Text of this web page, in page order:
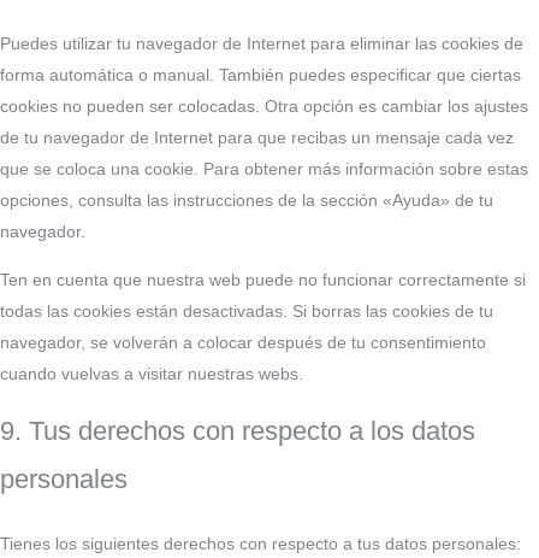
Puedes utilizar tu navegador de Internet para eliminar las cookies de
forma automática o manual. También puedes especificar que ciertas
cookies no pueden ser colocadas. Otra opción es cambiar los ajustes
de tu navegador de Internet para que recibas un mensaje cada vez
que se coloca una cookie. Para obtener más información sobre estas
opciones, consulta las instrucciones de la sección «Ayuda» de tu
navegador.
Ten en cuenta que nuestra web puede no funcionar correctamente si
todas las cookies están desactivadas. Si borras las cookies de tu
navegador, se volverán a colocar después de tu consentimiento
cuando vuelvas a visitar nuestras webs.
9. Tus derechos con respecto a los datos
personales
Tienes los siguientes derechos con respecto a tus datos personales: